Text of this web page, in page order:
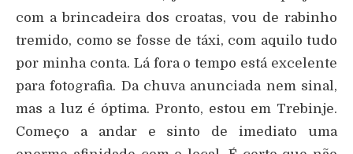
com a brincadeira dos croatas, vou de rabinho
tremido, como se fosse de táxi, com aquilo tudo
por minha conta. Lá fora o tempo está excelente
para fotografia. Da chuva anunciada nem sinal,
mas a luz é óptima. Pronto, estou em Trebinje.
Começo a andar e sinto de imediato uma